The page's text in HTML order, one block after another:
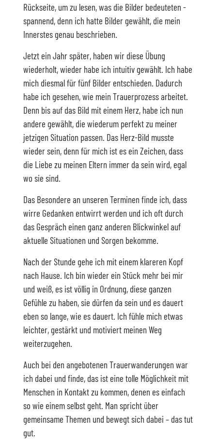
Rückseite, um zu lesen, was die Bilder bedeuteten -
spannend, denn ich hatte Bilder gewählt, die mein
Innerstes genau beschrieben.
Jetzt ein Jahr später, haben wir diese Übung
wiederholt, wieder habe ich intuitiv gewählt. Ich habe
mich diesmal für fünf Bilder entschieden. Dadurch
habe ich gesehen, wie mein Trauerprozess arbeitet.
Denn bis auf das Bild mit einem Herz, habe ich nun
andere gewählt, die wiederum perfekt zu meiner
jetzigen Situation passen. Das Herz-Bild musste
wieder sein, denn für mich ist es ein Zeichen, dass
die Liebe zu meinen Eltern immer da sein wird, egal
wo sie sind.
Das Besondere an unseren Terminen finde ich, dass
wirre Gedanken entwirrt werden und ich oft durch
das Gespräch einen ganz anderen Blickwinkel auf
aktuelle Situationen und Sorgen bekomme.
Nach der Stunde gehe ich mit einem klareren Kopf
nach Hause. Ich bin wieder ein Stück mehr bei mir
und weiß, es ist völlig in Ordnung, diese ganzen
Gefühle zu haben, sie dürfen da sein und es dauert
eben so lange, wie es dauert. Ich fühle mich etwas
leichter, gestärkt und motiviert meinen Weg
weiterzugehen.
Auch bei den angebotenen Trauerwanderungen war
ich dabei und finde, das ist eine tolle Möglichkeit mit
Menschen in Kontakt zu kommen, denen es einfach
so wie einem selbst geht. Man spricht über
gemeinsame Themen und bewegt sich dabei – das tut
gut.